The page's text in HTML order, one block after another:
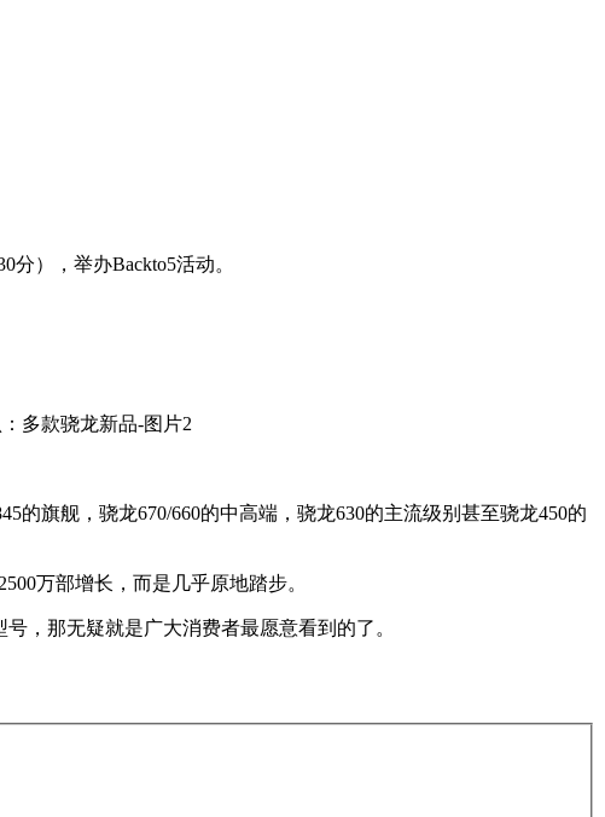
），举办Backto5活动。
的旗舰，骁龙670/660的中高端，骁龙630的主流级别甚至骁龙450的
万部增长，而是几乎原地踏步。
，那无疑就是广大消费者最愿意看到的了。